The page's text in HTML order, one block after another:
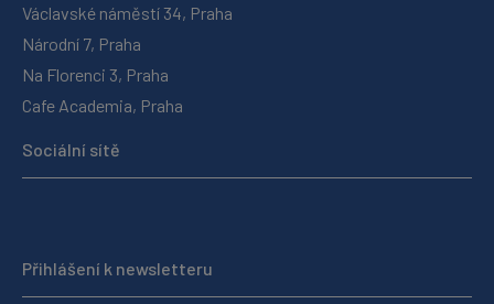
Václavské náměstí 34, Praha
Národní 7, Praha
Na Florenci 3, Praha
Cafe Academia, Praha
Sociální sítě
Přihlášení k newsletteru